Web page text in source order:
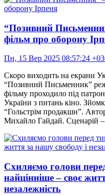
“Позивний
фільм про оборону
Пн, 15 Вер 2025 08:57:24
Скоро виходить на екрани
“Позивний Письменник”
фільму проходило під
України з питань кіно.
“Гольстрім продакшн”.
Михайло Гайдай. Сценарій
Схиляємо голови
найцінніше – своє
незалежність